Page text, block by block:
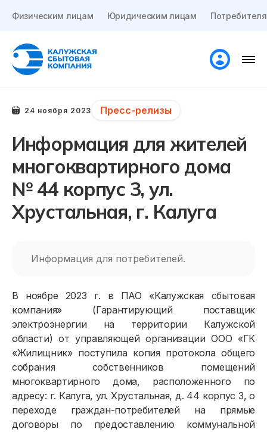
Физическим лицам Юридическим лицам
24 ноября 2023 Пресс-релизы
Информация для жителей
многоквартирного дома
№ 44 корпус 3, ул.
Хрустальная, г. Калуга
Информация для потребителей.
В ноябре 2023 г. в ПАО «Калужская сбытовая
компания» (Гарантирующий поставщик
электроэнергии на территории Калужской
области) от управляющей организации ООО «ГК
«Жилищник» поступила копия протокола общего
собрания собственников помещений
многоквартирного дома, расположенного по
адресу: г. Калуга, ул. Хрустальная, д. 44 корпус 3, о
переходе граждан-потребителей на прямые
договоры по предоставлению коммунальной